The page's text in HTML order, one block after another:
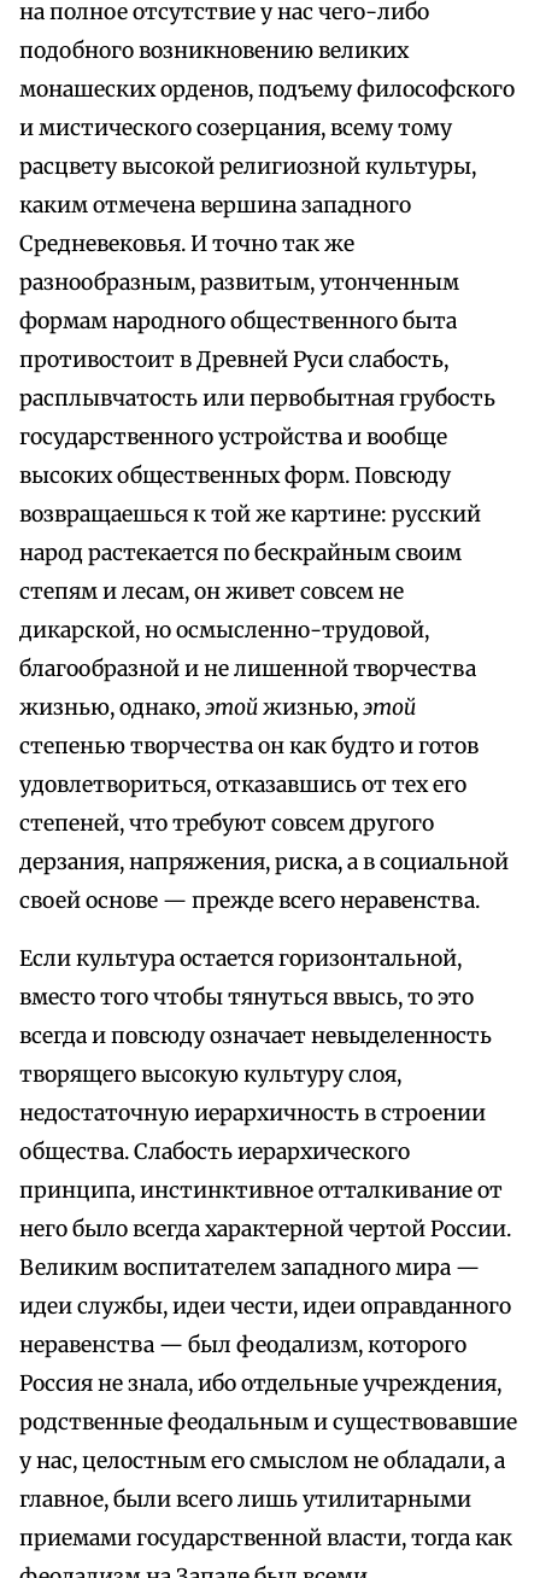
на полное отсутствие у нас чего-либо
подобного возникновению великих
монашеских орденов, подъему философского
и мистического созерцания, всему тому
расцвету высокой религиозной культуры,
каким отмечена вершина западного
Средневековья. И точно так же
разнообразным, развитым, утонченным
формам народного общественного быта
противостоит в Древней Руси слабость,
расплывчатость или первобытная грубость
государственного устройства и вообще
высоких общественных форм. Повсюду
возвращаешься к той же картине: русский
народ растекается по бескрайным своим
степям и лесам, он живет совсем не
дикарской, но осмысленно-трудовой,
благообразной и не лишенной творчества
жизнью, однако,этойжизнью,этой
степенью творчества он как будто и готов
удовлетвориться, отказавшись от тех его
степеней, что требуют совсем другого
дерзания, напряжения, риска, а в социальной
своей основе — прежде всего неравенства.
Если культура остается горизонтальной,
вместо того чтобы тянуться ввысь, то это
всегда и повсюду означает невыделенность
творящего высокую культуру слоя,
недостаточную иерархичность в строении
общества. Слабость иерархического
принципа, инстинктивное отталкивание от
него было всегда характерной чертой России.
Великим воспитателем западного мира —
идеи службы, идеи чести, идеи оправданного
неравенства — был феодализм, которого
Россия не знала, ибо отдельные учреждения,
родственные феодальным и существовавшие
у нас, целостным его смыслом не обладали, а
главное, были всего лишь утилитарными
приемами государственной власти, тогда как